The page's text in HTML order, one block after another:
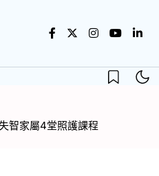
智家屬4堂照護課程